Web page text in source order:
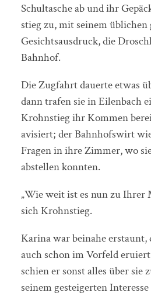
Schultasche ab und ihr
stieg zu, mit seinem
Gesichtsausdruck, die
Bahnhof.
Die Zugfahrt dauerte etwas
dann trafen sie in Eilenbach
Krohnstieg ihr Kommen
avisiert; der Bahnhofswirt
Fragen in ihre Zimmer, wo
abstellen konnten.
„Wie weit ist es nun zu Ihrer
sich Krohnstieg.
Karina war beinahe erstaunt,
auch schon im Vorfeld
schien er sonst alles über sie
seinem gesteigerten